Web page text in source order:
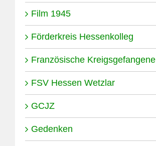
Film 1945
Förderkreis Hessenkolleg
Französische Kreigsgefangene
FSV Hessen Wetzlar
GCJZ
Gedenken